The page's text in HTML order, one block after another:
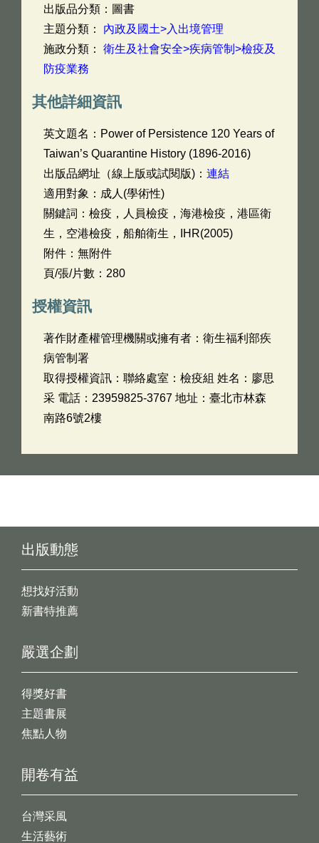
出版品分類：圖書
主題分類： 內政及國土>入出境管理
施政分類： 衛生及社會安全>疾病管制>檢疫及
防疫業務
其他詳細資訊
英文題名： Power of Persistence 120 Years of
Taiwan’s Quarantine History (1896-2016)
出版品網址（線上版或試閱版)： 連結
適用對象：成人(學術性)
關鍵詞：檢疫，人員檢疫，海港檢疫，港區衛
生，空港檢疫，船舶衛生，IHR(2005)
附件：無附件
頁/張/片數：280
授權資訊
著作財產權管理機關或擁有者：衛生福利部疾
病管制署
取得授權資訊：聯絡處室：檢疫組 姓名：廖思
采 電話：23959825-3767 地址：臺北市林森
南路6號2樓
出版動態
想找好活動
新書特推薦
開卷有益
台灣采風
生活藝術
嚴選企劃
得獎好書
主題書展
焦點人物